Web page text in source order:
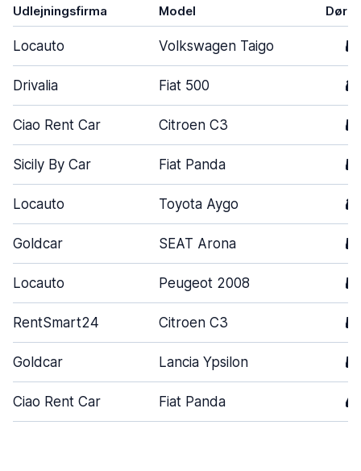
Udlejningsfirma Model Døre
Locauto Volkswagen Taigo 5
Drivalia Fiat 500 3
Ciao Rent Car Citroen C3 5
Sicily By Car Fiat Panda 5
Locauto Toyota Aygo 3
Goldcar SEAT Arona 5
Locauto Peugeot 2008 5
RentSmart24 Citroen C3 5
Goldcar Lancia Ypsilon 5
Ciao Rent Car Fiat Panda 4